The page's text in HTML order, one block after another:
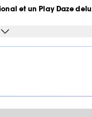
et un Play Daze